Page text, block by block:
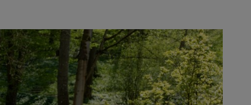
Selina Stihl, Dr. Nikolas Stihl